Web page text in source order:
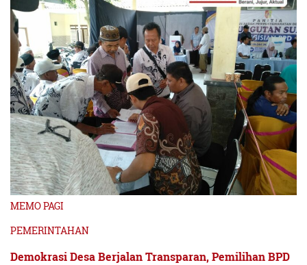
MEMO PAGI
PEMERINTAHAN
Demokrasi Desa Berjalan Transparan, Pemilihan BPD